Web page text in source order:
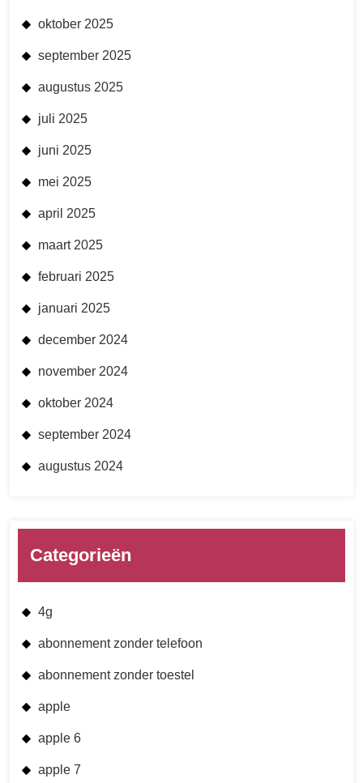
oktober 2025
september 2025
augustus 2025
juli 2025
juni 2025
mei 2025
april 2025
maart 2025
februari 2025
januari 2025
december 2024
november 2024
oktober 2024
september 2024
augustus 2024
Categorieën
4g
abonnement zonder telefoon
abonnement zonder toestel
apple
apple 6
apple 7